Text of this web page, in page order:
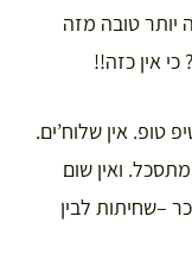
יותר טובה מזה
אין כזה!!
טופ. אין שלוח’ים.
ואין שום
–שחיתות לבין